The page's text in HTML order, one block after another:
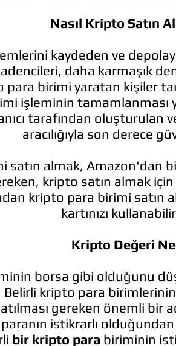
Nasıl Kripto Satın
kaydeden ve
daha karmaşık
para birimi yaratan kişiler
işleminin tamamlanması
tarafından oluşturulan
aracılığıyla son derece
satın almak, Amazon'dan
kripto satın almak
kripto para birimi satın
kartınızı
Kripto Değeri
borsa gibi olduğunu
Belirli kripto para
gereken önemli bir
istikrarlı
bir kripto para biriminin